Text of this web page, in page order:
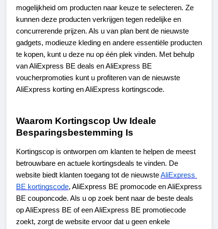
mogelijkheid om producten naar keuze te selecteren. Ze
kunnen deze producten verkrijgen tegen redelijke en
concurrerende prijzen. Als u van plan bent de nieuwste
gadgets, modieuze kleding en andere essentiële producten
te kopen, kunt u deze nu op één plek vinden. Met behulp
van AliExpress BE deals en AliExpress BE
voucherpromoties kunt u profiteren van de nieuwste
AliExpress korting en AliExpress kortingscode.
Waarom Kortingscop Uw Ideale
Besparingsbestemming Is
Kortingscop is ontworpen om klanten te helpen de meest
betrouwbare en actuele kortingsdeals te vinden. De
website biedt klanten toegang tot de nieuwste AliExpress
BE kortingscode, AliExpress BE promocode en AliExpress
BE couponcode. Als u op zoek bent naar de beste deals
op AliExpress BE of een AliExpress BE promotiecode
zoekt, zorgt de website ervoor dat u geen enkele